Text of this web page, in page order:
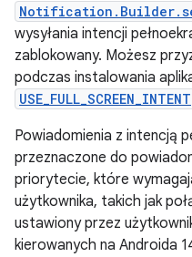
wysyłania intencji
zablokowany. Możesz
podczas instalowania
USE_FULL_SCREEN_INTENT
Powiadomienia z intencją
przeznaczone do
priorytecie, które
użytkownika, takich jak
ustawiony przez
kierowanych na Androida